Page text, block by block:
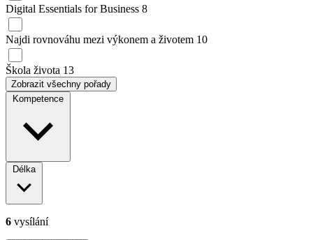
Digital Essentials for Business 8
Najdi rovnováhu mezi výkonem a životem 10
Škola života 13
Zobrazit všechny pořady
Kompetence
Délka
6 vysílání